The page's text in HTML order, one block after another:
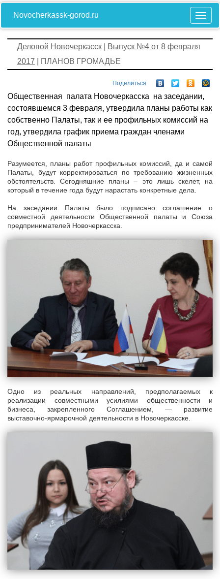
Novocherkassk-gorod.ru
Деловой Новочеркасск
Выпуск №4 от 8 февраля
2017 | ПЛАНОВ ГРОМАДЬЕ
Поделиться
Общественная палата Новочеркасска на заседании,
состоявшемся 3 февраля, утвердила планы работы как
собственно Палаты, так и ее профильных комиссий на
год, утвердила график приема граждан членами
Общественной палаты
Разумеется, планы работ профильных комиссий, да и самой
Палаты, будут корректироваться по требованию жизненных
обстоятельств. Сегодняшние планы – это лишь скелет, на
который в течение года будут нарастать конкретные дела.
На заседании Палаты было подписано соглашение о
совместной деятельности Общественной палаты и Союза
предпринимателей Новочеркасска.
Одно из реальных направлений, предполагаемых к
реализации совместными усилиями общественности и
бизнеса, закрепленного Соглашением, — развитие
выставочно-ярмарочной деятельности в Новочеркасске.